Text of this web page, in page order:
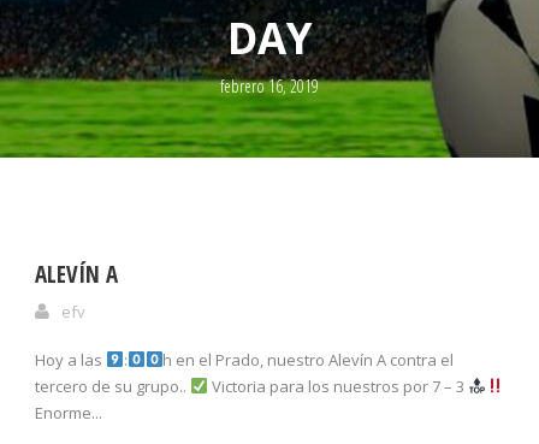
DAY
febrero 16, 2019
ALEVÍN A
efv
Hoy a las :
h en el Prado, nuestro Alevín A contra el
tercero de su grupo..
Victoria para los nuestros por 7 – 3
Enorme...